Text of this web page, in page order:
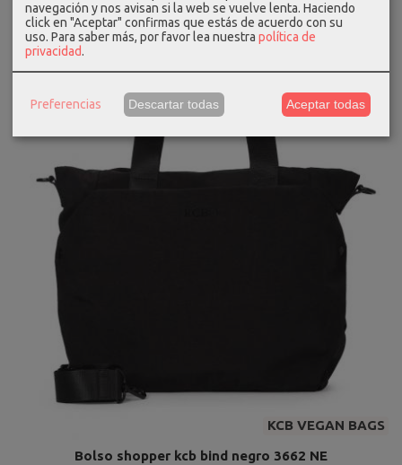
KCB VEGAN BAGS
-20 %
Bolso shopper kcb bind negro 3662 NE
navegación y nos avisan si la web se vuelve lenta. Haciendo
click en "Aceptar" confirmas que estás de acuerdo con su
uso. Para saber más, por favor lea nuestra política de
privacidad.
Preferencias Descartar todas Aceptar todas